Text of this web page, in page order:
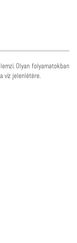
Olyan folyamatokban
víz jelenlétére.